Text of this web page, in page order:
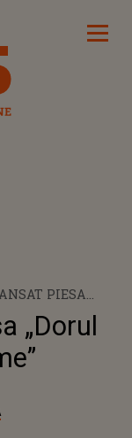
PIESA
MULTE FORME”
„Dorul